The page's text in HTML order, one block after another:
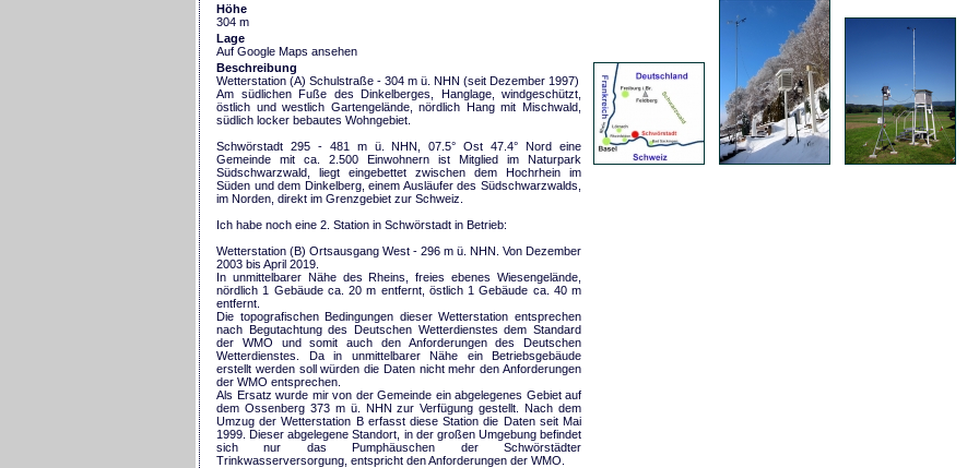
Höhe
304 m
Lage
Auf Google Maps ansehen
Beschreibung
Wetterstation (A) Schulstraße - 304 m ü. NHN (seit Dezember 1997)
Am südlichen Fuße des Dinkelberges, Hanglage, windgeschützt,
östlich und westlich Gartengelände, nördlich Hang mit Mischwald,
südlich locker bebautes Wohngebiet.
Schwörstadt 295 - 481 m ü. NHN, 07.5° Ost 47.4° Nord eine
Gemeinde mit ca. 2.500 Einwohnern ist Mitglied im Naturpark
Südschwarzwald, liegt eingebettet zwischen dem Hochrhein im
Süden und dem Dinkelberg, einem Ausläufer des Südschwarzwalds,
im Norden, direkt im Grenzgebiet zur Schweiz.
Ich habe noch eine 2. Station in Schwörstadt in Betrieb:
Wetterstation (B) Ortsausgang West - 296 m ü. NHN. Von Dezember
2003 bis April 2019.
In unmittelbarer Nähe des Rheins, freies ebenes Wiesengelände,
nördlich 1 Gebäude ca. 20 m entfernt, östlich 1 Gebäude ca. 40 m
entfernt.
Die topografischen Bedingungen dieser Wetterstation entsprechen
nach Begutachtung des Deutschen Wetterdienstes dem Standard
der WMO und somit auch den Anforderungen des Deutschen
Wetterdienstes. Da in unmittelbarer Nähe ein Betriebsgebäude
erstellt werden soll würden die Daten nicht mehr den Anforderungen
der WMO entsprechen.
Als Ersatz wurde mir von der Gemeinde ein abgelegenes Gebiet auf
dem Ossenberg 373 m ü. NHN zur Verfügung gestellt. Nach dem
Umzug der Wetterstation B erfasst diese Station die Daten seit Mai
1999. Dieser abgelegene Standort, in der großen Umgebung befindet
sich nur das Pumphäuschen der Schwörstädter
Trinkwasserversorgung, entspricht den Anforderungen der WMO.